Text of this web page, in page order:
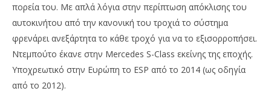
πορεία του. Με απλά λόγια στην περίπτωση απόκλισης του
αυτοκινήτου από την κανονική του τροχιά το σύστημα
φρενάρει ανεξάρτητα το κάθε τροχό για να το εξισορροπήσει.
Ντεμπούτο έκανε στην Mercedes S-Class εκείνης της εποχής.
Υποχρεωτικό στην Ευρώπη το ESP από το 2014 (ως οδηγία
από το 2012).